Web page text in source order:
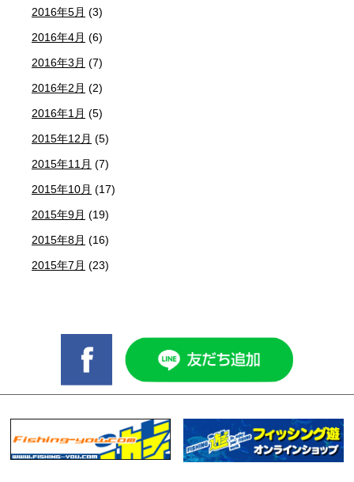
2016年5月 (3)
2016年4月 (6)
2016年3月 (7)
2016年2月 (2)
2016年1月 (5)
2015年12月 (5)
2015年11月 (7)
2015年10月 (17)
2015年9月 (19)
2015年8月 (16)
2015年7月 (23)